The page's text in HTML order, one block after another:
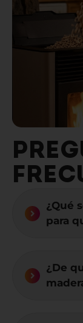
¿Qué
para
¿De